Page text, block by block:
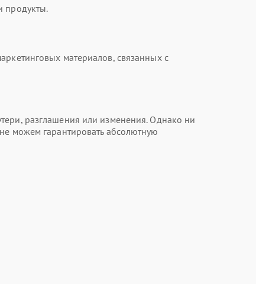
продукты.
материалов, связанных с
разглашения или изменения. Однако ни
можем гарантировать абсолютную